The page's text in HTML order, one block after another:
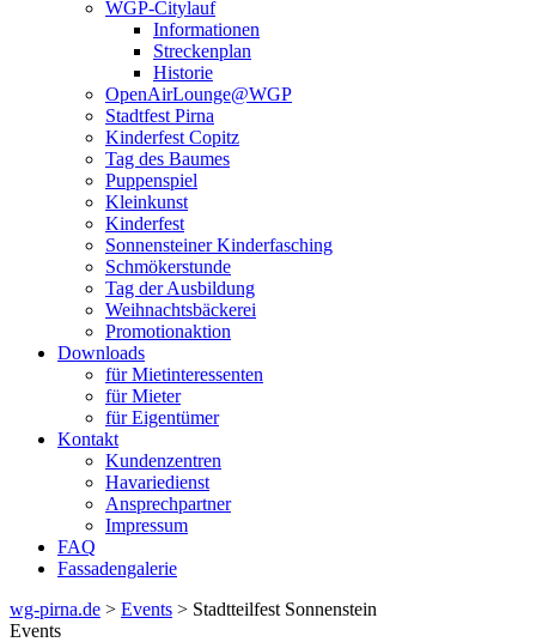
WGP-Citylauf
Informationen
Streckenplan
Historie
OpenAirLounge@WGP
Stadtfest Pirna
Kinderfest Copitz
Tag des Baumes
Puppenspiel
Kleinkunst
Kinderfest
Sonnensteiner Kinderfasching
Schmökerstunde
Tag der Ausbildung
Weihnachtsbäckerei
Promotionaktion
Downloads
für Mietinteressenten
für Mieter
für Eigentümer
Kontakt
Kundenzentren
Havariedienst
Ansprechpartner
Impressum
FAQ
Fassadengalerie
wg-pirna.de > Events > Stadtteilfest Sonnenstein
Events